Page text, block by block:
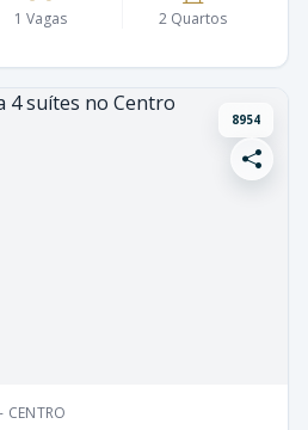
1 Vagas 2 Quartos
8954
CENTRO